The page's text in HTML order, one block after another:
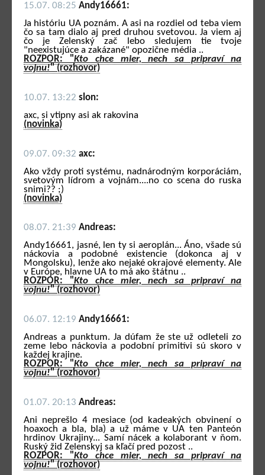
15.07. 08:25 Andy16661:
Ja históriu UA poznám. A asi na rozdiel od teba viem
čo sa tam dialo aj pred druhou svetovou. Ja viem aj
čo je Zelenský zač lebo sledujem tie tvoje
"neexistujúce a zakázané" opozične média ..
ROZPOR: "Kto chce mier, nech sa pripraví na
vojnu!" (rozhovor)
10.07. 13:22 slon:
axc, si vtipny asi ak rakovina
(novinka)
09.07. 09:32 axc:
Ako vždy proti systému, nadnárodným korporáciám,
svetovým lídrom a vojnám....no co scena do ruska
snimi?? ;)
(novinka)
08.07. 21:39 Andreas:
Andy16661, jasné, len ty si aeroplán... Áno, všade sú
náckovia a podobné existencie (dokonca aj v
Mongolsku), lenže ako nejaké okrajové elementy. Ale
v Európe, hlavne UA to má ako štátnu ..
ROZPOR: "Kto chce mier, nech sa pripraví na
vojnu!" (rozhovor)
06.07. 12:19 Andy16661:
Andreas a punktum. Ja dúfam že ste už odleteli zo
zeme lebo náckovia a podobní primitívi sú skoro v
každej krajine.
ROZPOR: "Kto chce mier, nech sa pripraví na
vojnu!" (rozhovor)
01.07. 20:13 Andreas:
Ani neprešlo 4 mesiace (od kadeakých obvinení o
hoaxoch a bla, bla) a už máme v UA ten Panteón
hrdinov Ukrajiny... Samí nácek a kolaborant v ňom.
Ruský žid Zelenskyj sa kľačí pred pozost ..
ROZPOR: "Kto chce mier, nech sa pripraví na
vojnu!" (rozhovor)